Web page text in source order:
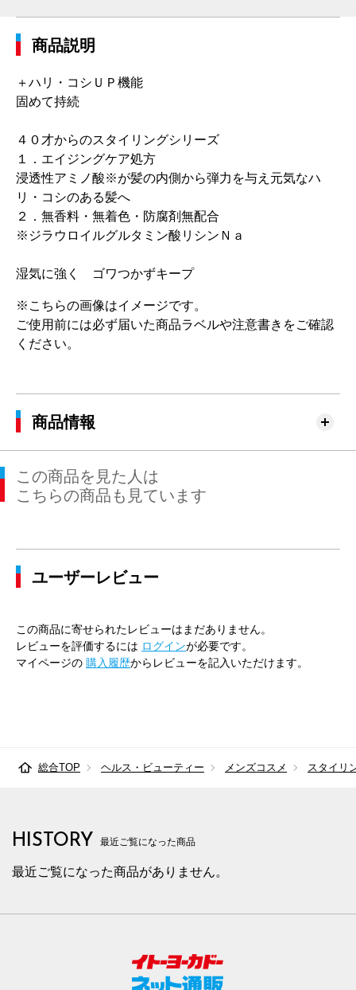
商品説明
＋ハリ・コシＵＰ機能
固めて持続
４０才からのスタイリングシリーズ
１．エイジングケア処方
浸透性アミノ酸※が髪の内側から弾力を与え元気なハ
リ・コシのある髪へ
２．無香料・無着色・防腐剤無配合
※ジラウロイルグルタミン酸リシンＮａ
湿気に強く ゴワつかずキープ
※こちらの画像はイメージです。
ご使用前には必ず届いた商品ラベルや注意書きをご確認
ください。
商品情報
この商品を見た人は
こちらの商品も見ています
ユーザーレビュー
この商品に寄せられたレビューはまだありません。
レビューを評価するには ログインが必要です。
マイページの 購入履歴からレビューを記入いただけます。
総合TOP ヘルス・ビューティー メンズコスメ スタイリ
HISTORY 最近ご覧になった商品
最近ご覧になった商品がありません。